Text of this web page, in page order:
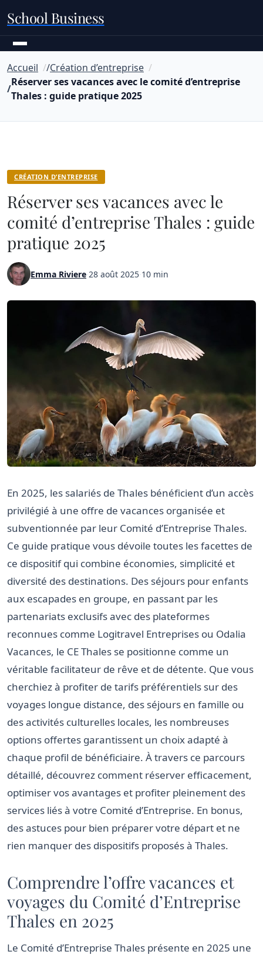
School Business
Accueil
Création d’entreprise
Réserver ses vacances avec le comité d’entreprise
Thales : guide pratique 2025
CRÉATION D’ENTREPRISE
Réserver ses vacances avec le
comité d’entreprise Thales : guide
pratique 2025
Emma Riviere 28 août 2025 10 min
En 2025, les salariés de Thales bénéficient d’un accès
privilégié à une offre de vacances organisée et
subventionnée par leur Comité d’Entreprise Thales.
Ce guide pratique vous dévoile toutes les facettes de
ce dispositif qui combine économies, simplicité et
diversité des destinations. Des séjours pour enfants
aux escapades en groupe, en passant par les
partenariats exclusifs avec des plateformes
reconnues comme Logitravel Entreprises ou Odalia
Vacances, le CE Thales se positionne comme un
véritable facilitateur de rêve et de détente. Que vous
cherchiez à profiter de tarifs préférentiels sur des
voyages longue distance, des séjours en famille ou
des activités culturelles locales, les nombreuses
options offertes garantissent un choix adapté à
chaque profil de bénéficiaire. À travers ce parcours
détaillé, découvrez comment réserver efficacement,
optimiser vos avantages et profiter pleinement des
services liés à votre Comité d’Entreprise. En bonus,
des astuces pour bien préparer votre départ et ne
rien manquer des dispositifs proposés à Thales.
Comprendre l’offre vacances et
voyages du Comité d’Entreprise
Thales en 2025
Le Comité d’Entreprise Thales présente en 2025 une